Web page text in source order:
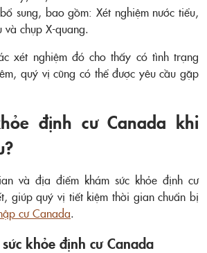
sung, bao gồm: Xét nghiệm nước tiểu,
và chụp X-quang.
xét nghiệm đó cho thấy có tình trạng
quý vị cũng có thể được yêu cầu gặp
định cư Canada khi
và địa điểm khám sức khỏe định cư
giúp quý vị tiết kiệm thời gian chuẩn bị
cư Canada.
khỏe định cư Canada